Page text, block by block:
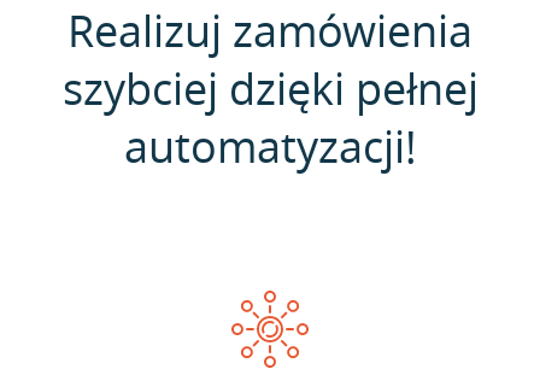
Realizuj zamówienia
szybciej dzięki pełnej
automatyzacji!